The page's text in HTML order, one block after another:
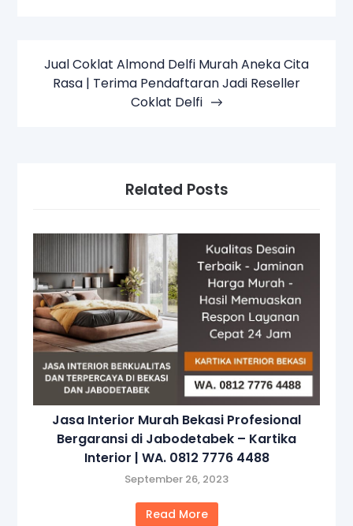
Jual Coklat Almond Delfi Murah Aneka Cita
Rasa | Terima Pendaftaran Jadi Reseller
Coklat Delfi
Related Posts
Jasa Interior Murah Bekasi Profesional
Bergaransi di Jabodetabek – Kartika
Interior | WA. 0812 7776 4488
September 26, 2023
Read More